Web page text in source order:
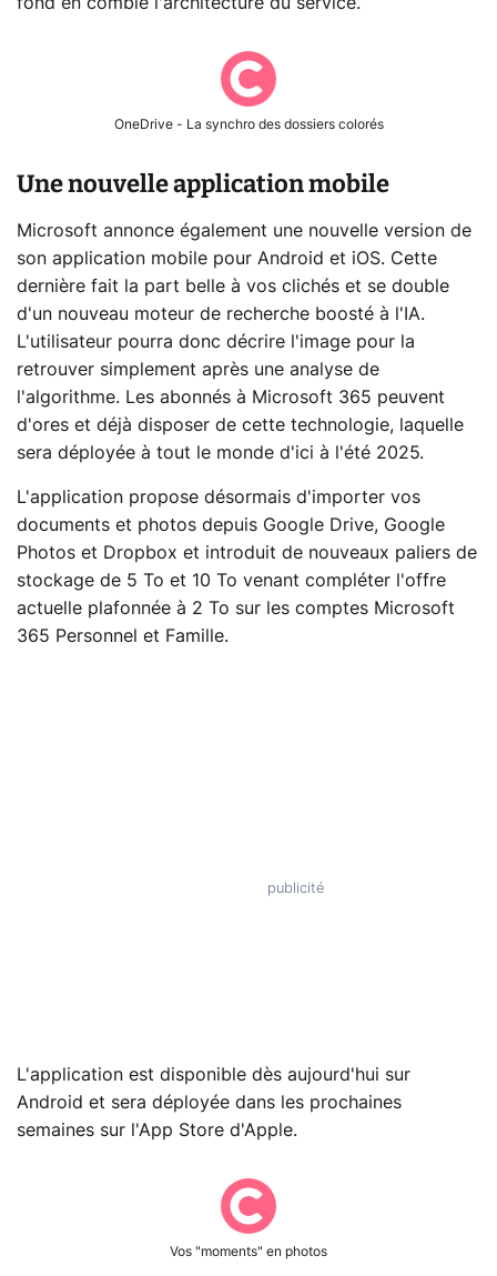
OneDrive - La synchro des dossiers colorés
Une nouvelle application mobile
Microsoft annonce également une nouvelle version de
son application mobile pour Android et iOS. Cette
dernière fait la part belle à vos clichés et se double
d'un nouveau moteur de recherche boosté à l'IA.
L'utilisateur pourra donc décrire l'image pour la
retrouver simplement après une analyse de
l'algorithme. Les abonnés à Microsoft 365 peuvent
d'ores et déjà disposer de cette technologie, laquelle
sera déployée à tout le monde d'ici à l'été 2025.
L'application propose désormais d'importer vos
documents et photos depuis Google Drive, Google
Photos et Dropbox et introduit de nouveaux paliers de
stockage de 5 To et 10 To venant compléter l'offre
actuelle plafonnée à 2 To sur les comptes Microsoft
365 Personnel et Famille.
L'application est disponible dès aujourd'hui sur
Android et sera déployée dans les prochaines
semaines sur l'App Store d'Apple.
Vos "moments" en photos